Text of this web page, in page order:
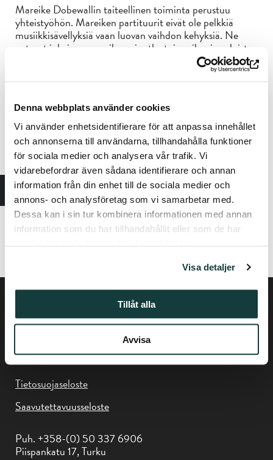
Denna webbplats använder cookies
Vi använder enhetsidentifierare för att anpassa innehållet
och annonserna till användarna, tillhandahålla funktioner
för sociala medier och analysera vår trafik. Vi
vidarebefordrar även sådana identifierare och annan
information från din enhet till de sociala medier och
annons- och analysföretag som vi samarbetar med.
Dessa kan i sin tur kombinera informationen med annan
information som du har tillhandahållit eller som de har
Visa detaljer
Tillåt alla
Avvisa
Mareike Dobewallin taiteellinen toiminta perustuu
yhteistyöhön. Mareiken partituurit eivät ole pelkkiä
musiikkisävellyksiä vaan luovan vaihdon kehyksiä. Ne
antavat jokaisen muusikon ainutlaatuisen ilmaisun loistaa
läpi ja muokata esitystä. Distant Harmonies -teoksessa
tämä yhteistoiminnallinen menetelmä on projektin
Mareiken tausta monitieteellisissä opinnoissa, mukaan
lukien hänen tohtorintutkintonsa performatiivisista ja
mediapohjaisista käytännöistä Tukholman
taideyliopistosta, on vaikuttanut syvällisesti hänen
taiteelliseen tutkimukseensa ja työhönsä. Distant
Harmonies -projektissa hän jatkaa äänen, tilan ja ihmisen
ilmaisun risteytymisen tutkimista ja tarjoaa kokemuksen,
jossa musiikki ja tila ovat vuorovaikutuksessa keskenään.
mareikedobewall.com
evalindal.com
Tietosuojaseloste
Saavutettavuusseloste
Puh. +358-(0) 50 337 6906
Piispankatu 17, Turku